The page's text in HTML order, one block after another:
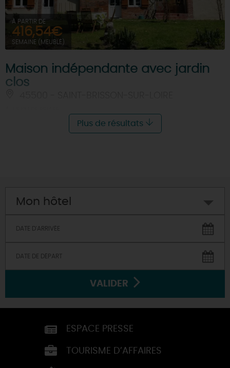
À PARTIR DE
416,54€
SEMAINE (MEUBLÉ)
Maison indépendante avec jardin
clos
Plus de résultats
Mon hôtel
VALIDER
ESPACE PRESSE
TOURISME D’AFFAIRES